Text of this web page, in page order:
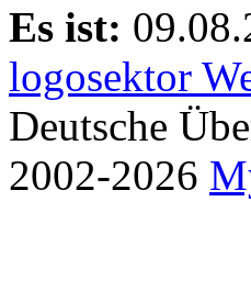
Es ist:
logosektor
Deutsche
2002-2026